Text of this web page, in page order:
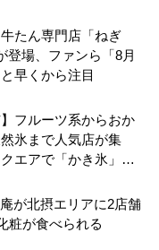
牛たん専門店「ねぎ
登場、ファンら「8月
早くから注目
】フルーツ系からおか
氷まで人気店が集
エアで「かき氷」祭
が北摂エリアに2店舗
粧が食べられる